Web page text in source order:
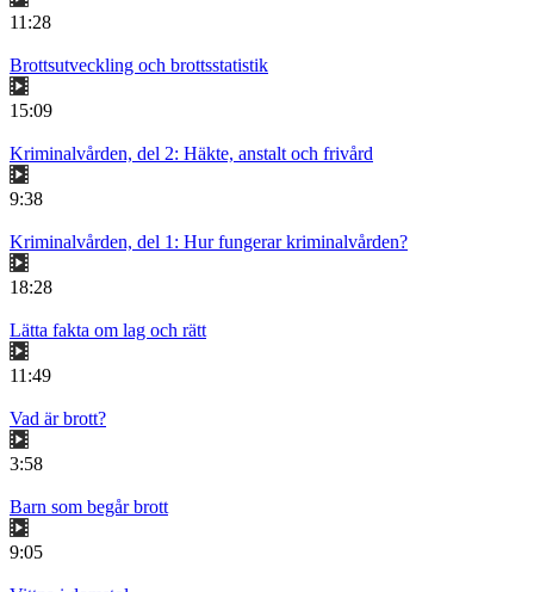
11:28
Brottsutveckling och brottsstatistik
15:09
Kriminalvården, del 2: Häkte, anstalt och frivård
9:38
Kriminalvården, del 1: Hur fungerar kriminalvården?
18:28
Lätta fakta om lag och rätt
11:49
Vad är brott?
3:58
Barn som begår brott
9:05